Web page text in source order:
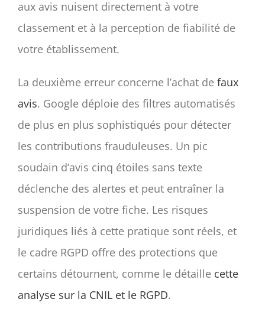
aux avis nuisent directement à votre
classement et à la perception de fiabilité de
votre établissement.
La deuxième erreur concerne l’achat de faux
avis. Google déploie des filtres automatisés
de plus en plus sophistiqués pour détecter
les contributions frauduleuses. Un pic
soudain d’avis cinq étoiles sans texte
déclenche des alertes et peut entraîner la
suspension de votre fiche. Les risques
juridiques liés à cette pratique sont réels, et
le cadre RGPD offre des protections que
certains détournent, comme le détaille cette
analyse sur la CNIL et le RGPD.